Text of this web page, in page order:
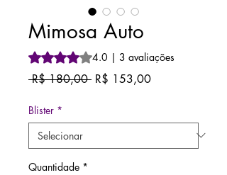
Mimosa Auto
A classificação é 4.0 de 5 estrelas
4.0 | 3 avaliações
R$ 180,00 Preço
R$ 153,00Preço
Blister *
Quantidade *